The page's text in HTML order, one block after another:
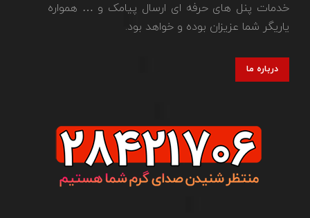
خدمات پنل های حرفه ای ارسال پیامک و … همواره
یاریگر شما عزیزان بوده و خواهد بود.
درباره ما